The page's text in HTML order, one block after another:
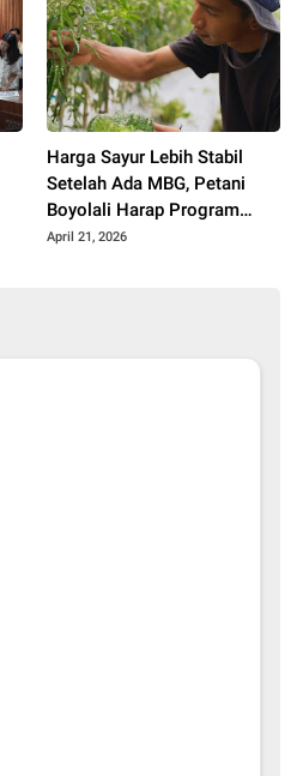
Harga Sayur Lebih Stabil
Setelah Ada MBG, Petani
Boyolali Harap Program
Terus Berlanjut
April 21, 2026